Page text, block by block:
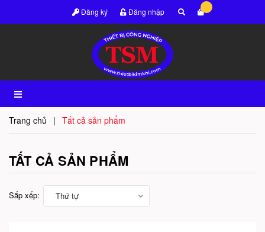
Đăng ký Đăng nhập
Trang chủ | Tất cả sản phẩm
TẤT CẢ SẢN PHẨM
Sắp xếp: Thứ tự